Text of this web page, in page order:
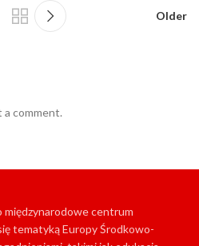
Older
comment.
centrum
tematyką Europy Środkowo-